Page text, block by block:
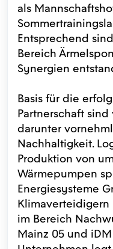
als
Entsprechend
Bereich
Synergien
Basis für die
Partnerschaft
darunter
Nachhaltigkeit.
Produktion von
Wärmepumpen
Energiesysteme
Klimaverteidigern
im Bereich
Mainz 05 und